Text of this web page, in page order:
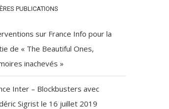
PUBLICATIONS
sur France Info pour la
de « The Beautiful Ones,
inachevés »
Inter – Blockbusters avec
Sigrist le 16 juillet 2019